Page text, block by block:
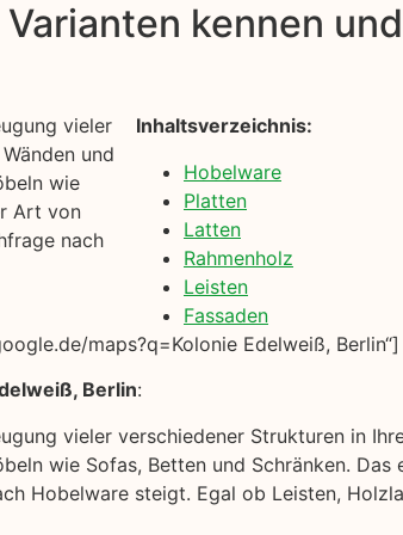
kennen
vieler
und
wie
Art von
nach
Inhaltsverzeichnis:
Hobelware
Platten
Latten
Rahmenholz
Leisten
Fassaden
maps?q=Kolonie Edelweiß, Berlin“]
Berlin:
vieler verschiedener Strukturen in
wie Sofas, Betten und Schränken.
Hobelware steigt. Egal ob Leisten,